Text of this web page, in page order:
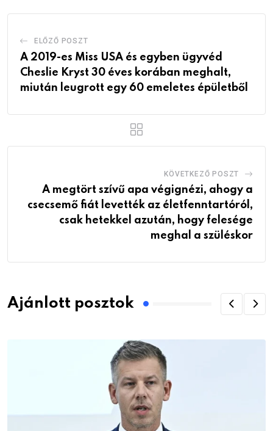
ELŐZŐ POSZT
A 2019-es Miss USA és egyben ügyvéd
Cheslie Kryst 30 éves korában meghalt,
miután leugrott egy 60 emeletes épületből
KÖVETKEZŐ POSZT
A megtört szívű apa végignézi, ahogy a
csecsemő fiát levették az életfenntartóról,
csak hetekkel azután, hogy felesége
meghal a szüléskor
Ajánlott posztok